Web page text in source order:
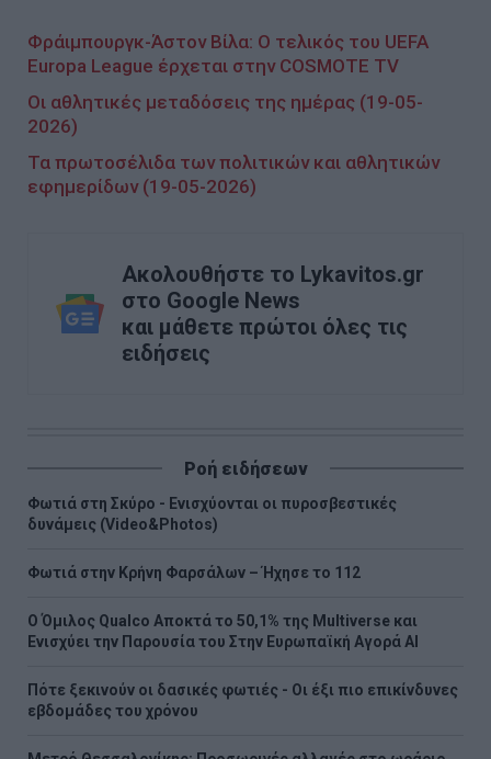
Φράιμπουργκ-Άστον Βίλα: Ο τελικός του UEFA
Europa League έρχεται στην COSMOTE TV
Οι αθλητικές μεταδόσεις της ημέρας (19-05-
2026)
Τα πρωτοσέλιδα των πολιτικών και αθλητικών
εφημερίδων (19-05-2026)
Ακολουθήστε το Lykavitos.gr
στο Google News
και μάθετε πρώτοι όλες τις
ειδήσεις
Ροή ειδήσεων
Φωτιά στη Σκύρο - Ενισχύονται οι πυροσβεστικές
δυνάμεις (Video&Photos)
Φωτιά στην Κρήνη Φαρσάλων – Ήχησε το 112
Ο Όμιλος Qualco Αποκτά το 50,1% της Multiverse και
Ενισχύει την Παρουσία του Στην Ευρωπαϊκή Αγορά ΑΙ
Πότε ξεκινούν οι δασικές φωτιές - Oι έξι πιο επικίνδυνες
εβδομάδες του χρόνου